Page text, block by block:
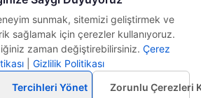
Verilecek Beyannameler
Özellikli Durumlar
sunmak, sitemizi geliştirmek ve
sağlamak için çerezler kullanıyoruz.
zaman değiştirebilirsiniz. Çerez
Gizlilik Politikası
Tercihleri Yönet Zorunlu Çerezleri